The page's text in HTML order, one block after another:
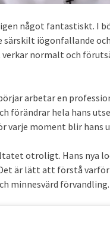
något fantastiskt. I
särskilt iögonfallande
normalt och
arbetar en
förändrar hela hans
varje moment blir hans
otroligt. Hans nya
är lätt att förstå
minnesvärd förvandling.